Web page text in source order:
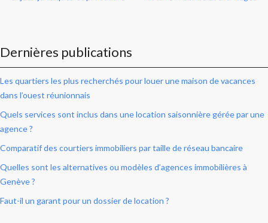
Dernières publications
Les quartiers les plus recherchés pour louer une maison de vacances
dans l’ouest réunionnais
Quels services sont inclus dans une location saisonnière gérée par une
agence ?
Comparatif des courtiers immobiliers par taille de réseau bancaire
Quelles sont les alternatives ou modèles d’agences immobilières à
Genève ?
Faut-il un garant pour un dossier de location ?